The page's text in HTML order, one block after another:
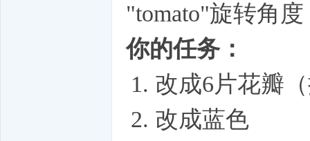
"tomato"旋转角
你的任务：
改成6片花瓣
改成蓝色